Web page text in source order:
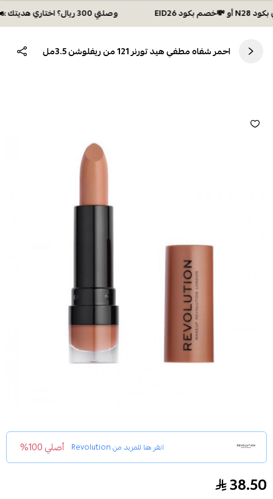
وصلتي 300 ريال؟ اختاري هديتك :🏍 شحن مجاني بكود N28 أو 💸خصم بكود EID26
احمر شفاه مطفي هيد تورنر 121 من ريفلوشن 3.5مل
انقر هنا للمزيد منRevolution أصلي 100%
احمر شفاه مطفي هيد تورنر 121 من ريفلوشن 3.5مل
38.50